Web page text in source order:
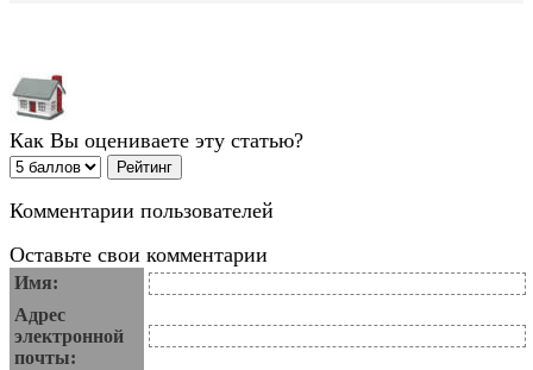
Как Вы оцениваете эту статью?
Комментарии пользователей
Оставьте свои комментарии
Имя:
Адрес
электронной
почты: